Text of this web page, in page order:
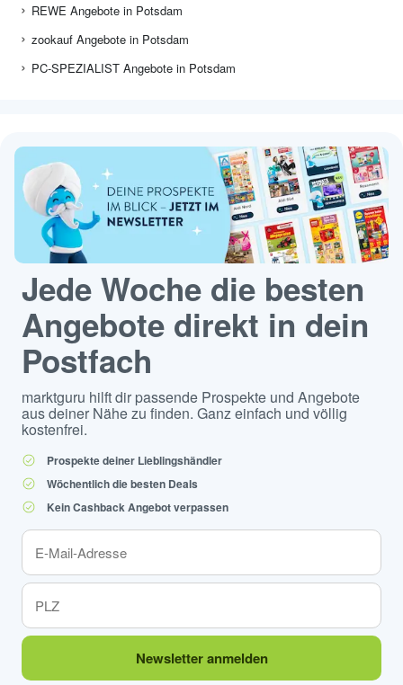
REWE Angebote in Potsdam
zookauf Angebote in Potsdam
PC-SPEZIALIST Angebote in Potsdam
Jede Woche die besten
Angebote direkt in dein
Postfach
marktguru hilft dir passende Prospekte und Angebote
aus deiner Nähe zu finden. Ganz einfach und völlig
kostenfrei.
Prospekte deiner Lieblingshändler
Wöchentlich die besten Deals
Kein Cashback Angebot verpassen
Newsletter anmelden